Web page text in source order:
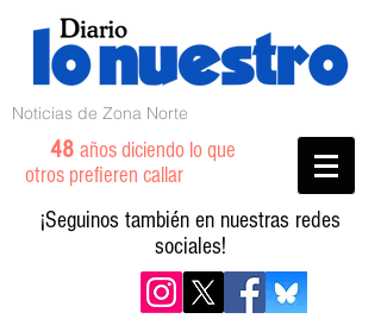
Noticias de Zona Norte
48 años diciendo lo que
otros prefieren callar
¡Seguinos también en nuestras redes
sociales!